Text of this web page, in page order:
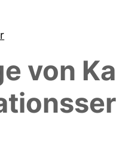
von